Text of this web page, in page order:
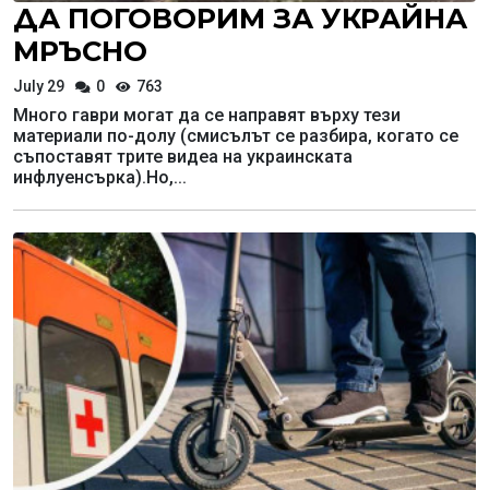
ДА ПОГОВОРИМ ЗА УКРАЙНА
МРЪСНО
July 29 0 763
Много гаври могат да се направят върху тези
материали по-долу (смисълът се разбира, когато се
съпоставят трите видеа на украинската
инфлуенсърка).Но,...